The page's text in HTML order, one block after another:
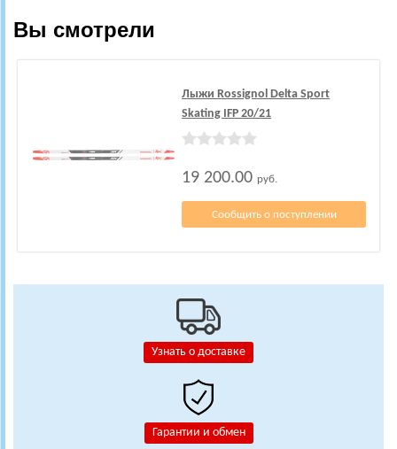
Узнать о доставке
Гарантии и обмен
Вы смотрели
Лыжи Rossignol Delta Sport
Skating IFP 20/21
19 200.00 руб.
Сообщить о поступлении